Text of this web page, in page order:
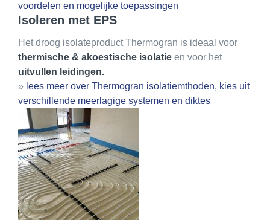
voordelen en mogelijke toepassingen
Isoleren met EPS
Het droog isolateproduct Thermogran is ideaal voor
thermische & akoestische isolatie en voor het
uitvullen leidingen.
» lees meer over Thermogran isolatiemthoden, kies uit
verschillende meerlagige systemen en diktes